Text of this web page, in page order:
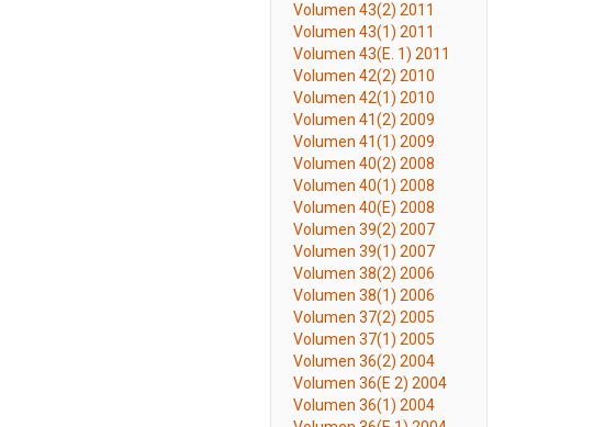
Volumen 43(2) 2011
Volumen 43(1) 2011
Volumen 43(E. 1) 2011
Volumen 42(2) 2010
Volumen 42(1) 2010
Volumen 41(2) 2009
Volumen 41(1) 2009
Volumen 40(2) 2008
Volumen 40(1) 2008
Volumen 40(E) 2008
Volumen 39(2) 2007
Volumen 39(1) 2007
Volumen 38(2) 2006
Volumen 38(1) 2006
Volumen 37(2) 2005
Volumen 37(1) 2005
Volumen 36(2) 2004
Volumen 36(E 2) 2004
Volumen 36(1) 2004